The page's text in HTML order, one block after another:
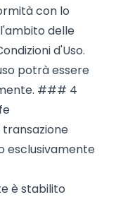
con lo
delle
d'Uso.
potrà essere
### 4
esclusivamente
è stabilito